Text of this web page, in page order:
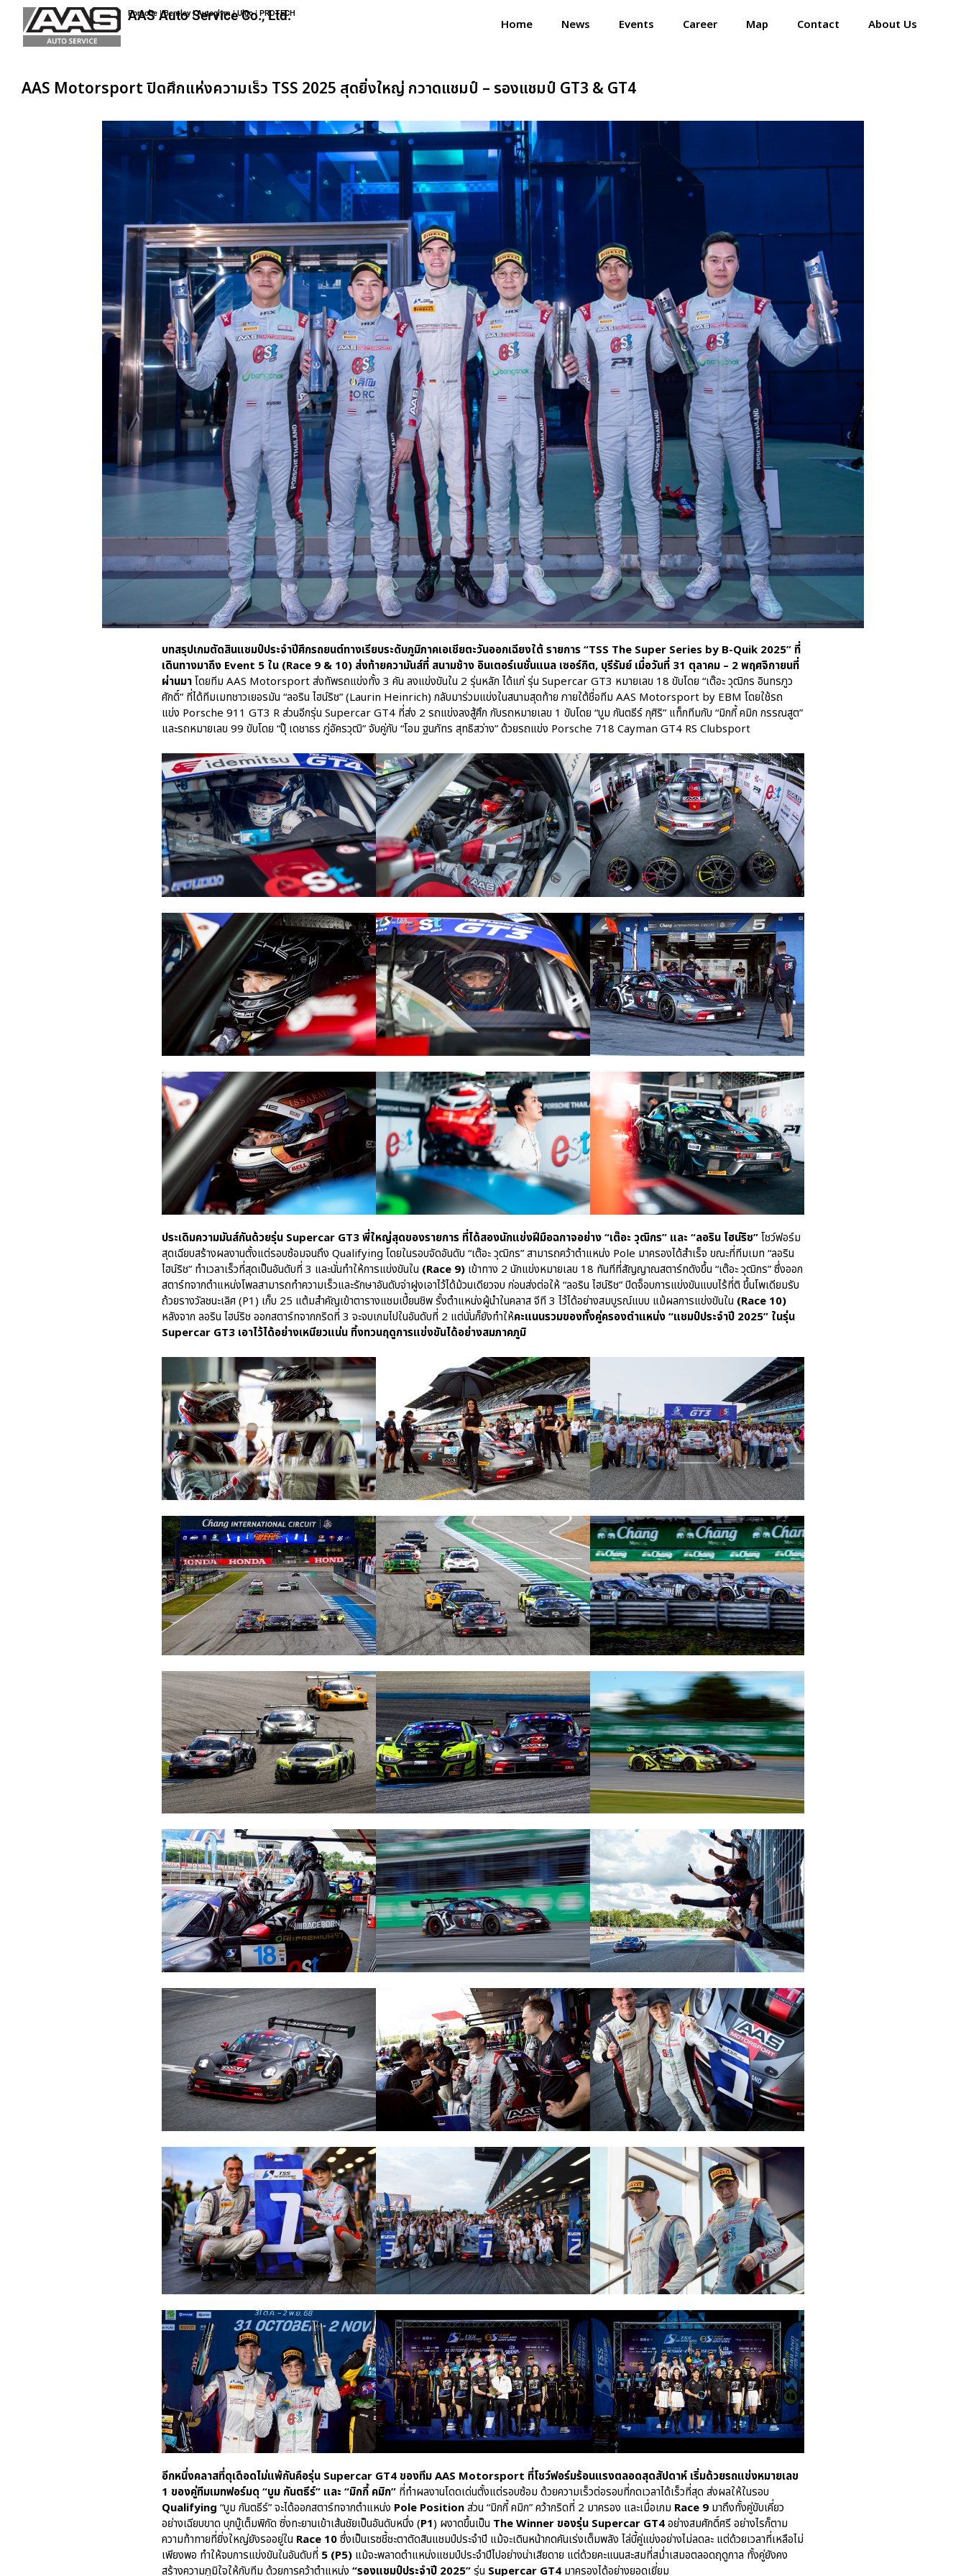
Map
ปอร์เช่ เอเอเอสฯ พลิกแนวคิด
After Sale สู่ Porsche Ownership
Experience แบบครบวงจร ผ่าน
แคมเปญ Cayenne Service Clinic
เบนท์ลีย์ มอเตอร์ส ตีความ
‘Bentley Diamond’ ใหม่ ดีไซน์
ระดับซิกเนเจอร์ในยนตรกรรม
EV รุ่นแรก พร้อมเปิดตัวกันยายน
เบนท์ลีย์ แบงค็อก ส่งมอบองค์
อย่างปลอดภัยในงาน
Extraordinary Chauffeur
Training 2026
AAS Auto Service Co., Ltd.
Porsche | Bentley | Autoglym | Ulgo | PROTECH
Home News Events Career Map Contact About Us
AAS Motorsport ปิดศึกแห่งความเร็ว TSS 2025 สุดยิ่งใหญ่ กวาดแชมป์ – รองแชมป์ GT3 & GT4
บทสรุปเกมตัดสินแชมป์ประจำปีศึกรถยนต์ทางเรียบระดับภูมิภาคเอเชียตะวันออกเฉียงใต้ รายการ “TSS The Super Series by B-Quik 2025” ที่
เดินทางมาถึง Event 5 ใน (Race 9 & 10) ส่งท้ายความันส์ที่ สนามช้าง อินเตอร์เนชั่นแนล เซอร์กิต, บุรีรัมย์ เมื่อวันที่ 31 ตุลาคม – 2 พฤศจิกายนที่
ผ่านมาโดยทีม AAS Motorsport ส่งทัพรถแข่งทั้ง 3 คัน ลงแข่งขันใน 2 รุ่นหลัก ได้แก่ รุ่น Supercar GT3 หมายเลข 18 ขับโดย “เต๊อะ วุฒิกร อินทรภูว
ศักดิ์” ที่ได้ทีมเมทชาวเยอรมัน “ลอริน ไฮน์ริช” (Laurin Heinrich) กลับมาร่วมแข่งในสนามสุดท้าย ภายใต้ชื่อทีม AAS Motorsport by EBM โดยใช้รถ
แข่ง Porsche 911 GT3 R ส่วนอีกรุ่น Supercar GT4 ที่ส่ง 2 รถแข่งลงสู้ศึก กับรถหมายเลข 1 ขับโดย “บูม กันตธีร์ กุศิริ” แท็กทีมกับ “มิกกี้ คมิก กรรณสูต”
และรถหมายเลข 99 ขับโดย “ปุ๊ เดชาธร ภู่อัครวุฒิ” จับคู่กับ “โอม ฐนภัทร สุทธิสว่าง” ด้วยรถแข่ง Porsche 718 Cayman GT4 RS Clubsport
ประเดิมความมันส์กันด้วยรุ่น Supercar GT3 พี่ใหญ่สุดของรายการ ที่ได้สองนักแข่งฝีมือฉกาจอย่าง “เต๊อะ วุฒิกร” และ “ลอริน ไฮน์ริช”โชว์ฟอร์ม
สุดเฉียบสร้างผลงานตั้งแต่รอบซ้อมจนถึง Qualifying โดยในรอบจัดอันดับ “เต๊อะ วุฒิกร” สามารถคว้าตำแหน่ง Pole มาครองได้สำเร็จ ขณะที่ทีมเมท “ลอริน
ไฮน์ริช” ทำเวลาเร็วที่สุดเป็นอันดับที่ 3 และนั่นทำให้การแข่งขันใน (Race 9) เข้าทาง 2 นักแข่งหมายเลข 18 ทันทีที่สัญญาณสตาร์ทดังขึ้น “เต๊อะ วุฒิกร” ซึ่งออก
สตาร์ทจากตำแหน่งโพลสามารถทำความเร็วและรักษาอันดับจ่าฝูงเอาไว้ได้ม้วนเดียวจบ ก่อนส่งต่อให้ “ลอริน ไฮน์ริช” ปิดจ็อบการแข่งขันแบบไร้ที่ติ ขึ้นโพเดียมรับ
ถ้วยรางวัลชนะเลิศ (P1) เก็บ 25 แต้มสำคัญเข้าตารางแชมเปี้ยนชิพ รั้งตำแหน่งผู้นำในคลาส จีที 3 ไว้ได้อย่างสมบูรณ์แบบ แม้ผลการแข่งขันใน (Race 10)
หลังจาก ลอริน ไฮน์ริช ออกสตาร์ทจากกริดที่ 3 จะจบเกมไปในอันดับที่ 2 แต่นั่นก็ยังทำให้คะแนนรวมของทั้งคู่ครองตำแหน่ง “แชมป์ประจำปี 2025” ในรุ่น
Supercar GT3 เอาไว้ได้อย่างเหนียวแน่น ทิ้งทวนฤดูการแข่งขันได้อย่างสมภาคภูมิ
อีกหนึ่งคลาสที่ดุเดือดไม่แพ้กันคือรุ่น Supercar GT4 ของทีม AAS Motorsport ที่โชว์ฟอร์มร้อนแรงตลอดสุดสัปดาห์ เริ่มด้วยรถแข่งหมายเลข
1 ของคู่ทีมเมทฟอร์มดุ “บูม กันตธีร์” และ “มิกกี้ คมิก” ที่ทำผลงานโดดเด่นตั้งแต่รอบซ้อม ด้วยความเร็วต่อรอบที่กดเวลาได้เร็วที่สุด ส่งผลให้ในรอบ
Qualifying “บูม กันตธีร์” จะได้ออกสตาร์ทจากตำแหน่ง Pole Positionส่วน “มิกกี้ คมิก” คว้ากริดที่ 2 มาครอง และเมื่อเกม Race 9 มาถึงทั้งคู่ขับเคี่ยว
อย่างเฉียบขาด บุกบู๊เต็มพิกัด ซิ่งทะยานเข้าเส้นชัยเป็นอันดับหนึ่ง (P1) ผงาดขึ้นเป็น The Winner ของรุ่น Supercar GT4อย่างสมศักดิ์ศรี อย่างไรก็ตาม
ความท้าทายที่ยิ่งใหญ่ยังรออยู่ใน Race 10ซึ่งเป็นเรซชี้ชะตาตัดสินแชมป์ประจำปี แม้จะเดินหน้ากดคันเร่งเต็มพลัง ไล่บี้คู่แข่งอย่างไม่ลดละ แต่ด้วยเวลาที่เหลือไม่
เพียงพอ ทำให้จบการแข่งขันในอันดับที่ 5 (P5) แม้จะพลาดตำแหน่งแชมป์ประจำปีไปอย่างน่าเสียดาย แต่ด้วยคะแนนสะสมที่สม่ำเสมอตลอดฤดูกาล ทั้งคู่ยังคง
สร้างความภูมิใจให้กับทีม ด้วยการคว้าตำแหน่ง“รองแชมป์ประจำปี 2025”รุ่น Supercar GT4 มาครองได้อย่างยอดเยี่ยม